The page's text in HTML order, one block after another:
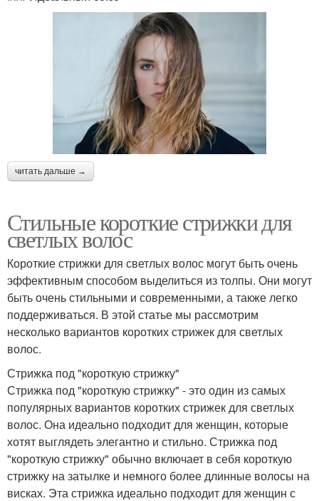
читать дальше →
Стильные короткие стрижки для
светлых волос
Короткие стрижки для светлых волос могут быть очень
эффективным способом выделиться из толпы. Они могут
быть очень стильными и современными, а также легко
поддерживаться. В этой статье мы рассмотрим
несколько вариантов коротких стрижек для светлых
волос.
Стрижка под "короткую стрижку"
Стрижка под "короткую стрижку" - это один из самых
популярных вариантов коротких стрижек для светлых
волос. Она идеально подходит для женщин, которые
хотят выглядеть элегантно и стильно. Стрижка под
"короткую стрижку" обычно включает в себя короткую
стрижку на затылке и немного более длинные волосы на
висках. Эта стрижка идеально подходит для женщин с